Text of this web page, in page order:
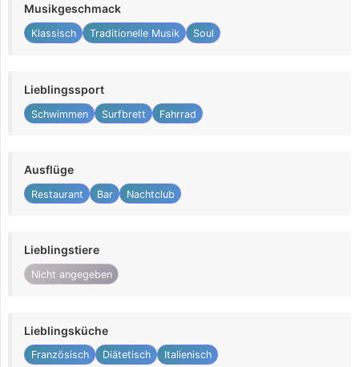
Musikgeschmack
Klassisch Traditionelle Musik Soul
Lieblingssport
Schwimmen Surfbrett Fahrrad
Ausflüge
Restaurant Bar Nachtclub
Lieblingstiere
Nicht angegeben
Lieblingsküche
Französisch Diätetisch Italienisch